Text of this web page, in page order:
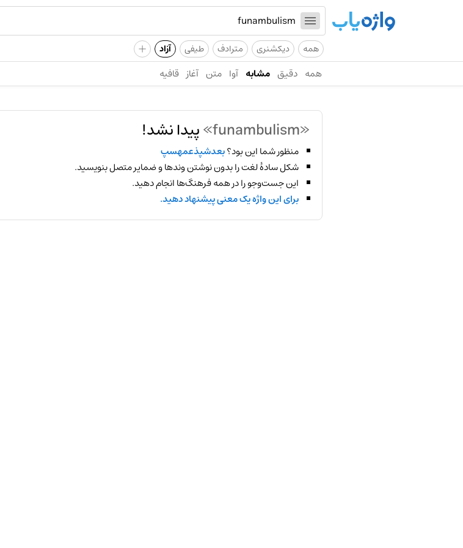
همه دیکشنری مترادف طیفی آزاد +
همه دقیق مشابه آوا متن آغاز قافیه
«funambulism» پیدا نشد!
منظور شما این بود؟بعدشپذعمهسپ
شکل سادهٔ لغت را بدون نوشتن وندها و ضمایر متصل بنویسید.
این جست‌وجو را در همه فرهنگ‌ها انجام دهید.
برای این واژه یک معنی پیشنهاد دهید.